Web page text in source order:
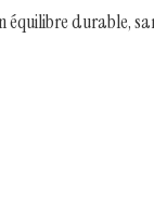
équilibre durable,